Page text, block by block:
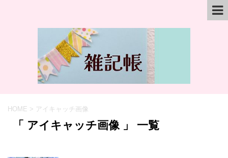
HOME > アイキャッチ画像
「 アイキャッチ画像 」 一覧